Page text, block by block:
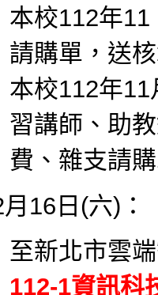
本校112年
請購單，送
本校112年
習講師、助
費、雜支請
16日(六)：
至新北市雲
112-1資訊科